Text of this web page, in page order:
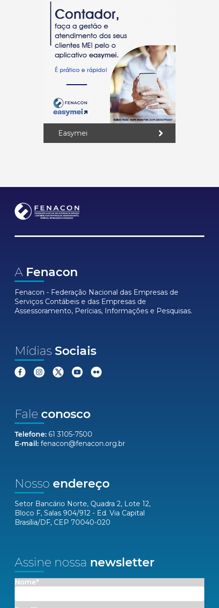
Easymei
A Fenacon
Fenacon - Federação Nacional das Empresas de
Serviços Contábeis e das Empresas de
Assessoramento, Perícias, Informações e Pesquisas.
Mídias Sociais
Fale conosco
Telefone: 61 3105-7500
E-mail: fenacon@fenacon.org.br
Nosso endereço
Setor Bancário Norte, Quadra 2, Lote 12,
Bloco F, Salas 904/912 - Ed. Via Capital
Brasília/DF, CEP 70040-020
Assine nossa newsletter
Nome*